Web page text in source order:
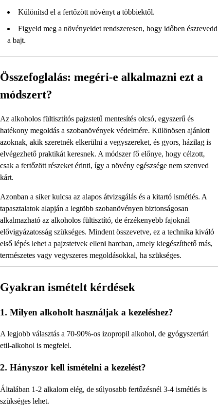
Különítsd el a fertőzött növényt a többiektől.
Figyeld meg a növényeidet rendszeresen, hogy időben észrevedd
a bajt.
Összefoglalás: megéri-e alkalmazni ezt a
módszert?
Az alkoholos fültisztítós pajzstetű mentesítés olcsó, egyszerű és
hatékony megoldás a szobanövények védelmére. Különösen ajánlott
azoknak, akik szeretnék elkerülni a vegyszereket, és gyors, házilag is
elvégezhető praktikát keresnek. A módszer fő előnye, hogy célzott,
csak a fertőzött részeket érinti, így a növény egészsége nem szenved
kárt.
Azonban a siker kulcsa az alapos átvizsgálás és a kitartó ismétlés. A
tapasztalatok alapján a legtöbb szobanövényen biztonságosan
alkalmazható az alkoholos fültisztító, de érzékenyebb fajoknál
elővigyázatosság szükséges. Mindent összevetve, ez a technika kiváló
első lépés lehet a pajzstetvek elleni harcban, amely kiegészíthető más,
természetes vagy vegyszeres megoldásokkal, ha szükséges.
Gyakran ismételt kérdések
1. Milyen alkoholt használjak a kezeléshez?
A legjobb választás a 70-90%-os izopropil alkohol, de gyógyszertári
etil-alkohol is megfelel.
2. Hányszor kell ismételni a kezelést?
Általában 1-2 alkalom elég, de súlyosabb fertőzésnél 3-4 ismétlés is
szükséges lehet.